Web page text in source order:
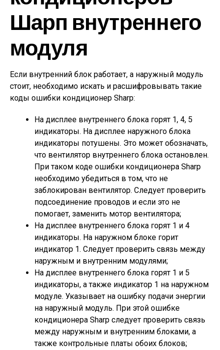
Шарп внутреннего
модуля
Если внутренний блок работает, а наружный модуль
стоит, необходимо искать и расшифровывать такие
коды ошибки кондиционер Sharp:
На дисплее внутреннего блока горят 1, 4, 5
индикаторы. На дисплее наружного блока
индикаторы потушены. Это может обозначать,
что вентилятор внутреннего блока остановлен.
При таком коде ошибки кондиционера Sharp
необходимо убедиться в том, что не
заблокирован вентилятор. Следует проверить
подсоединение проводов и если это не
помогает, заменить мотор вентилятора;
На дисплее внутреннего блока горят 1 и 4
индикаторы. На наружном блоке горит
индикатор 1. Следует проверить связь между
наружным и внутренним модулями;
На дисплее внутреннего блока горят 1 и 5
индикаторы, а также индикатор 1 на наружном
модуле. Указывает на ошибку подачи энергии
на наружный модуль. При этой ошибке
кондиционера Sharp следует проверить связь
между наружным и внутренним блоками, а
также контрольные платы обоих блоков;